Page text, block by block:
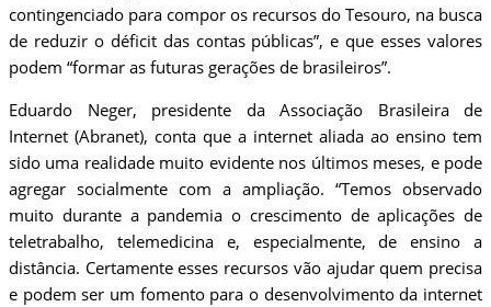
contingenciado para compor os recursos do Tesouro, na busca
de reduzir o déficit das contas públicas”, e que esses valores
podem “formar as futuras gerações de brasileiros”.
Eduardo Neger, presidente da Associação Brasileira de
Internet (Abranet), conta que a internet aliada ao ensino tem
sido uma realidade muito evidente nos últimos meses, e pode
agregar socialmente com a ampliação. “Temos observado
muito durante a pandemia o crescimento de aplicações de
teletrabalho, telemedicina e, especialmente, de ensino a
distância. Certamente esses recursos vão ajudar quem precisa
e podem ser um fomento para o desenvolvimento da internet